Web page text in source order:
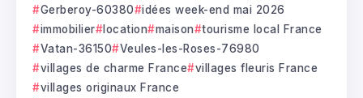
Gerberoy-60380
idées week-end mai 2026
immobilier
location maison
tourisme local France
Vatan-36150
Veules-les-Roses-76980
villages de charme France
villages fleuris France
villages originaux France